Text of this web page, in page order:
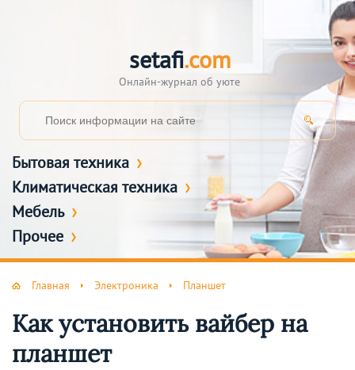
setafi.com
Онлайн-журнал об уюте
Бытовая техника
Климатическая техника
Мебель
Прочее
Главная Электроника Планшет
Как установить вайбер на
планшет